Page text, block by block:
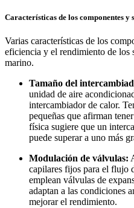
Características de los componentes y
Varias características de los
eficiencia y el rendimiento de los
marino.
Tamaño del
unidad de aire
intercambiador de calor.
pequeñas que afirman
física sugiere que un
puede superar a uno más
Modulación de válvulas:
capilares fijos para el flujo
emplean válvulas de
adaptan a las condiciones
mejorar el rendimiento.